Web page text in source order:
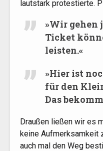
laut­stark pro­tes­tier­te.
»Wir gehen
Ticket
leisten.«
»Hier ist
für den
Das
Drau­ßen lie­ßen wir es
kei­ne Auf­merk­sam­keit
auch mal den Weg